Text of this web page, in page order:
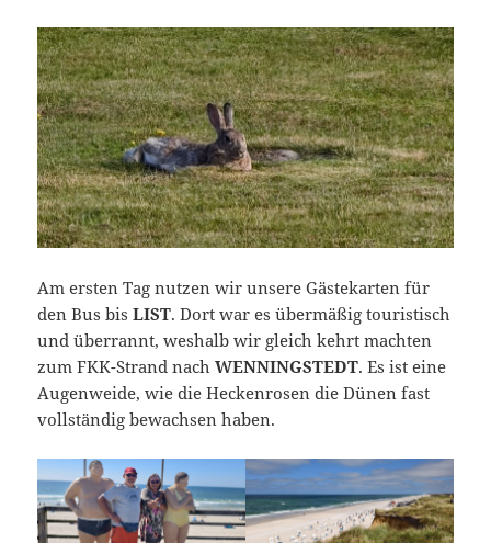
Am ersten Tag nutzen wir unsere Gästekarten für
den Bus bisLIST. Dort war es übermäßig touristisch
und überrannt, weshalb wir gleich kehrt machten
zum FKK-Strand nachWENNINGSTEDT. Es ist eine
Augenweide, wie die Heckenrosen die Dünen fast
vollständig bewachsen haben.